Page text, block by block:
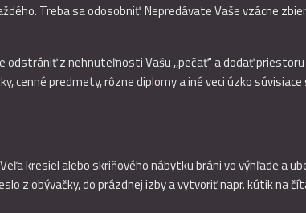
Treba sa odosobniť. Nepredávate Vaše vzácne
odstrániť z nehnuteľnosti Vašu ,,pečať" a dodať
predmety, rôzne diplomy a iné veci úzko súvisiace
kresiel alebo skriňového nábytku bráni vo výhľade a
z obývačky, do prázdnej izby a vytvoriť napr. kútik na